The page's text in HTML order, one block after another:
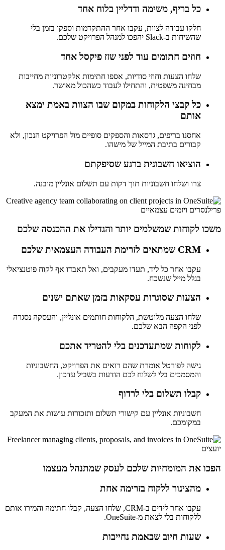
כל בריף, משימה ודדליין בלוח אחד
חלקו עבודה לצוות, עקבו אחר ההתקדמות וספקו בזמן בלי
שהשיחות ב-Slack יהפכו למנהל הפרויקט שלכם.
חוזים חתומים עוד לפני שזז פיקסל אחד
שלחו הצעות וחוזי סודיות, אספו חתימות אלקטרוניות מחייבות
מבחינה משפטית, והתחילו לעבוד כשהכול מאושר.
כל קבצי הלקוחות במקום שבו הצוות באמת ימצא
אותם
אחסנו בריפים, גרסאות והספקים סופיים מול הפרויקט הנכון, ולא
קבורים בתיבת המייל של מישהו.
הוציאו חשבונית ברגע שסיפקתם
צרו ושלחו חשבוניות תוך דקות עם תשלום אונליין מובנה.
פרילנסרים ויזמים עצמאיים
משכו לקוחות שמשלמים יותר והגדילו את ההכנסה שלכם
CRM שמתאים לזרימת העבודה העצמאית שלכם
עקבו אחר כל ליד, תעדו מעקבים, ואל תאבדו אף לקוח פוטנציאלי
בגלל מייל שנשכח.
הצעות שסוגרות עסקאות בזמן שאתם ישנים
שלחו הצעה מלוטשת, הלקוחות חותמים אונליין, והעסקה נסגרה
לפני הקפה הבא שלכם.
לקוחות שמתעדכנים בלי להטריד אתכם
גישה לפורטל אומרת שהם רואים את הפרויקט, החשבוניות
והמסמכים בלי לשלוח לכם הודעות בשביל עדכון.
קבלו תשלום בלי לרדוף
חשבוניות אונליין עם קישורי תשלום ותזכורות עושות את המעקב
במקומכם.
יועצים
הפכו את המומחיות שלכם לעסק שמתנהל מעצמו
מהצינור ללקוח בזרימה אחת
עקבו אחר לידים ב-CRM, שלחו הצעה, קבלו חתימה והמירו אותם
ללקוחות בלי לצאת מ-OneSuite.
שעות חיוב שבאמת נחייבות